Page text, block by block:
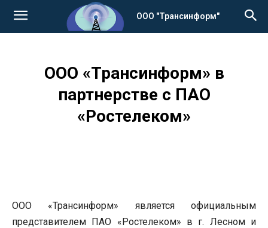
ООО "Трансинформ"
ООО «Трансинформ» в
партнерстве с ПАО
«Ростелеком»
ООО «Трансинформ» является официальным
представителем ПАО «Ростелеком» в г. Лесном и